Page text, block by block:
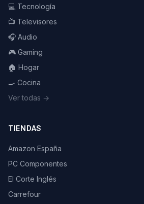
💻 Tecnología
📺 Televisores
🎧 Audio
🎮 Gaming
🏠 Hogar
🍳 Cocina
Ver todas →
TIENDAS
Amazon España
PC Componentes
El Corte Inglés
Carrefour